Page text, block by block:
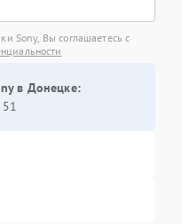
Sony, Вы соглашаетесь с
в Донецке: